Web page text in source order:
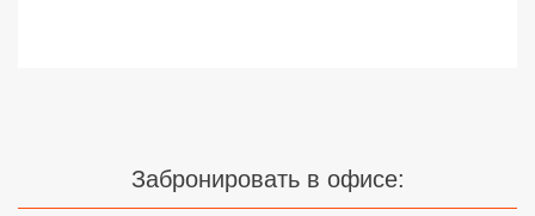
Забронировать в офисе:
Сетевые отели Сейшел